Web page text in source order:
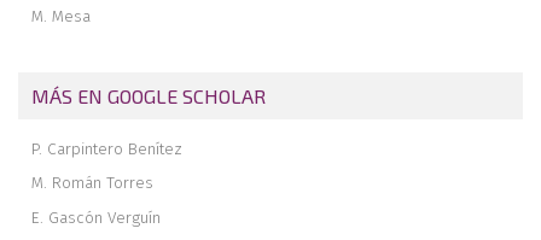
M. Mesa
MÁS EN GOOGLE SCHOLAR
P. Carpintero Benítez
M. Román Torres
E. Gascón Verguín